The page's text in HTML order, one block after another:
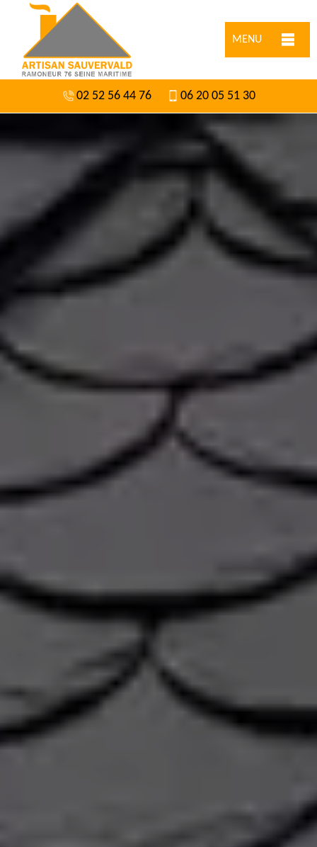
MENU
02 52 56 44 76 06 20 05 51 30